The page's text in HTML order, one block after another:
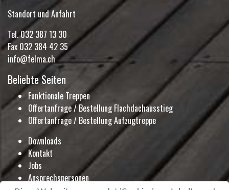
Standort und Anfahrt
Tel.032 387 13 30
Fax 032 384 42 35
info@felma.ch
Beliebte Seiten
Funktionale Treppen
Offertanfrage / Bestellung Flachdachausstieg
Offertanfrage / Bestellung Aufzugtreppe
Downloads
Kontakt
Jobs
Ansprechspersonen